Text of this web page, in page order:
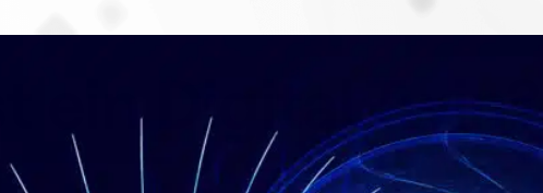
ein Digital Twin?